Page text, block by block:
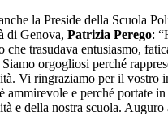
la Preside della Scuola
di Genova, Patrizia Perego:
che trasudava entusiasmo,
Siamo orgogliosi perché
Vi ringraziamo per il vostro
ammirevole e perché portate
e della nostra scuola.